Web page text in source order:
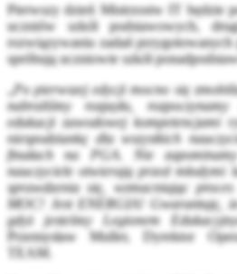
Pierwszy dzień Mistrzostw IT będzie
uczniów szkół podstawowych,
rozwiązywaniu zadań
spróbują uczniowie szkół
„Po pierwszej edycji mocno się
nabraliśmy rozpędu,
edukacji zawodowej kompetencjami
niespodziankę dla wszystkich
finałach na PGA. Nie
nauczyciele otwierają przed młodymi
sprawdzenia się, wzmacniając
MOC! Jest ENERGIA! Gwarantuję,
gdyż jesteśmy Legionem
Przemysław Muller, Dyrektor
TEAM.